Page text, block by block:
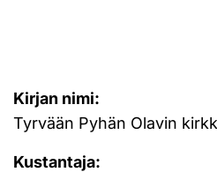
Kirjan nimi:
Tyrvään Pyhän Olavin
Kustantaja: